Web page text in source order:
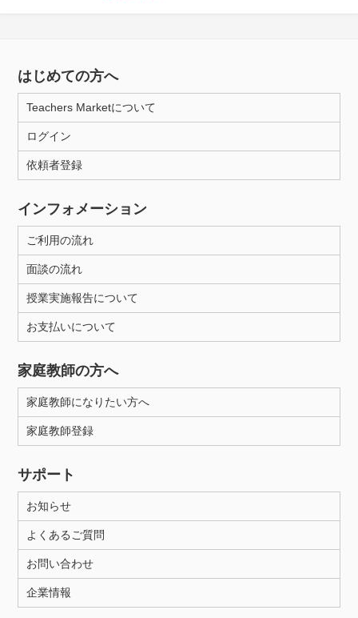
はじめての方へ
Teachers Marketについて
ログイン
依頼者登録
インフォメーション
ご利用の流れ
面談の流れ
授業実施報告について
お支払いについて
家庭教師の方へ
家庭教師になりたい方へ
家庭教師登録
サポート
お知らせ
よくあるご質問
お問い合わせ
企業情報